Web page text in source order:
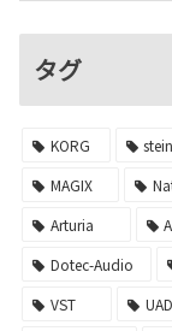
タグ
KORG
MAGIX
Arturia
Dotec-Audio
VST